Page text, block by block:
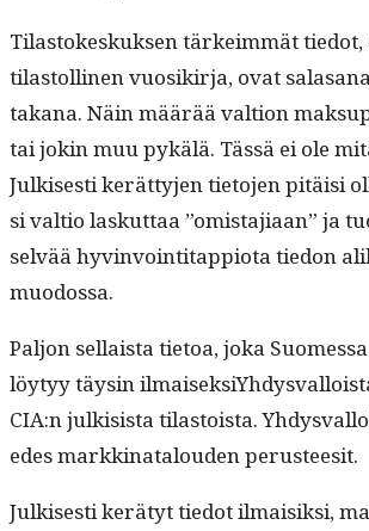
Tilas­tokeskuk­sen tärkeim­mät
tilas­tolli­nen vuosikir­ja, ovat
takana. Näin määrää val­tion
tai jokin muu pykälä. Tässä ei ole
Julkises­ti kerät­ty­jen tieto­jen pitäisi
si val­tio laskut­taa ”omis­ta­ji­aan” ja
selvää hyv­in­voin­ti­tap­pi­o­ta tiedon
muodossa.
Paljon sel­l­aista tietoa, joka
löy­tyy täysin
CIA:n julk­i­sista tilas­toista.
edes markki­na­t­alouden perusteesit.
Julkises­ti kerä­tyt tiedot ilmaisik­si,